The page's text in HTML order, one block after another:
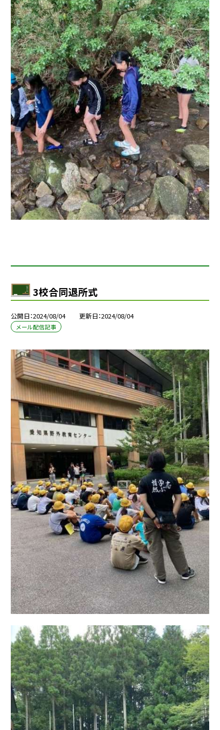
3校合同退所式
公開日 2024/08/04 更新日 2024/08/04
メール配信記事